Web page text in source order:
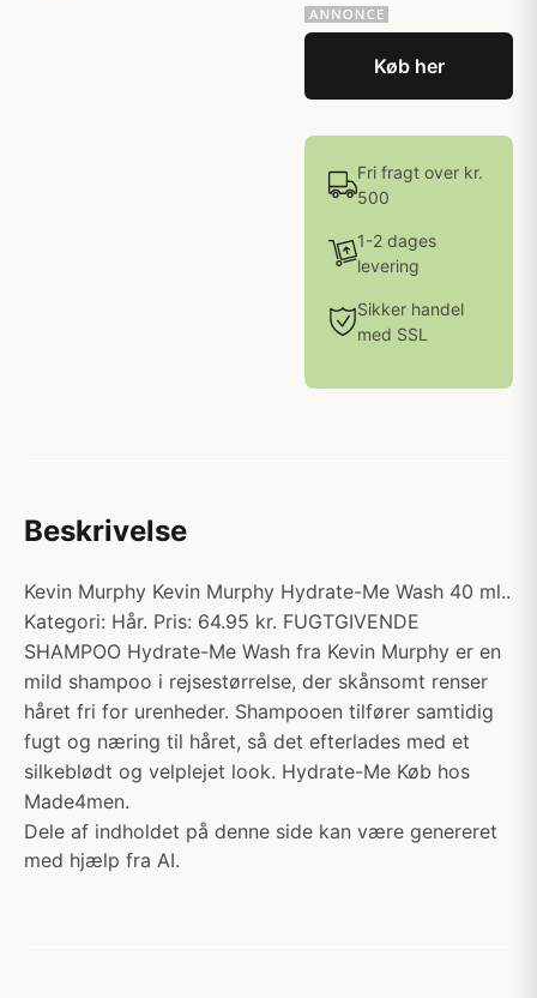
Køb her
Fri fragt over kr.
500
1-2 dages
levering
Sikker handel
med SSL
Beskrivelse
Kevin Murphy Kevin Murphy Hydrate-Me Wash 40 ml..
Kategori: Hår. Pris: 64.95 kr. FUGTGIVENDE
SHAMPOO Hydrate-Me Wash fra Kevin Murphy er en
mild shampoo i rejsestørrelse, der skånsomt renser
håret fri for urenheder. Shampooen tilfører samtidig
fugt og næring til håret, så det efterlades med et
silkeblødt og velplejet look. Hydrate-Me Køb hos
Made4men.
Dele af indholdet på denne side kan være genereret
med hjælp fra AI.